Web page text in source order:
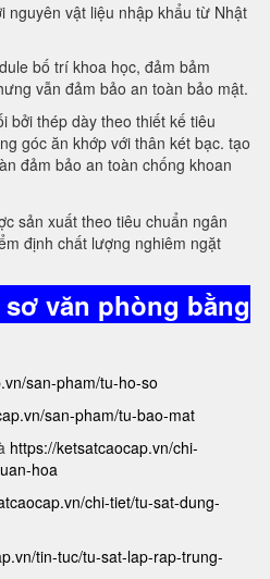
nguyên vật liệu nhập khẩu từ Nhật
bố trí khoa học, đảm bảm
vẫn đảm bảo an toàn bảo mật.
bởi thép dày theo thiết kế tiêu
góc ăn khớp với thân két bạc. tạo
đảm bảo an toàn chống khoan
sản xuất theo tiêu chuẩn ngân
định chất lượng nghiêm ngặt
văn phòng bằng
san-pham/tu-ho-so
san-pham/tu-bao-mat
https://ketsatcaocap.vn/chi-
hoa
chi-tiet/tu-sat-dung-
tin-tuc/tu-sat-lap-rap-trung-